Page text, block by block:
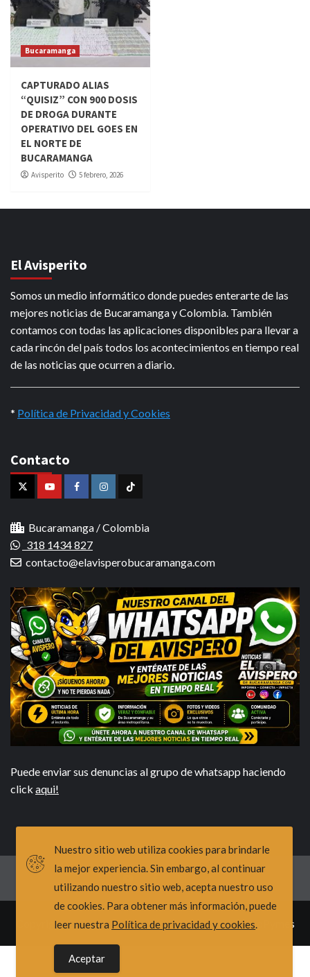
Bucaramanga
CAPTURADO ALIAS
“QUISIZ” CON 900 DOSIS
DE DROGA DURANTE
OPERATIVO DEL GOES EN
EL NORTE DE
BUCARAMANGA
Avisperito 5 febrero, 2026
El Avisperito
Somos un medio informático donde puedes enterarte de las
mejores noticias de Bucaramanga y Colombia. También
contamos con todas las aplicaciones disponibles para llevar a
cada rincón del país todos los acontecimientos en tiempo real
de las noticias que ocurren a diario.
* Política de Privacidad y Cookies
Contacto
X YoutubeFacebookInstagram
Bucaramanga / Colombia
318 1434 827
contacto@elavisperobucaramanga.com
Puede enviar sus denuncias al grupo de whatsapp haciendo
click aqui!
X YoutubeFacebookInstagram
Tiktok
Copyright © Todos los derechos reservados.|TecnoPymes
Nuestro sitio web utiliza cookies para brindarle
la mejor experiencia. Sin embargo, al continuar
utilizando nuestro sitio web, acepta nuestro uso
de cookies. Para obtener más información, puede
leer nuestra Política de privacidad y cookies.
Aceptar